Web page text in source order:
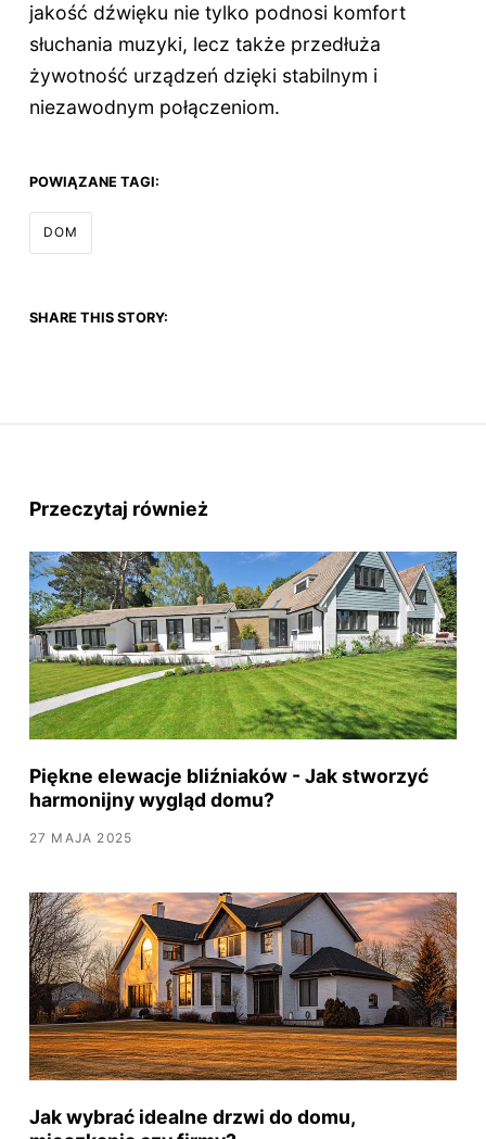
jakość dźwięku nie tylko podnosi komfort
słuchania muzyki, lecz także przedłuża
żywotność urządzeń dzięki stabilnym i
niezawodnym połączeniom.
POWIĄZANE TAGI:
DOM
SHARE THIS STORY:
Przeczytaj również
Piękne elewacje bliźniaków - Jak stworzyć
harmonijny wygląd domu?
27 MAJA 2025
Jak wybrać idealne drzwi do domu,